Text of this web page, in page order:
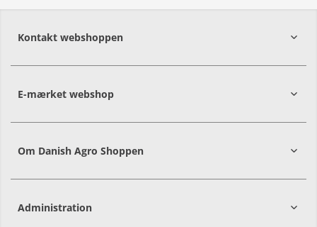
Kontakt webshoppen
E-mærket webshop
Om Danish Agro Shoppen
Administration